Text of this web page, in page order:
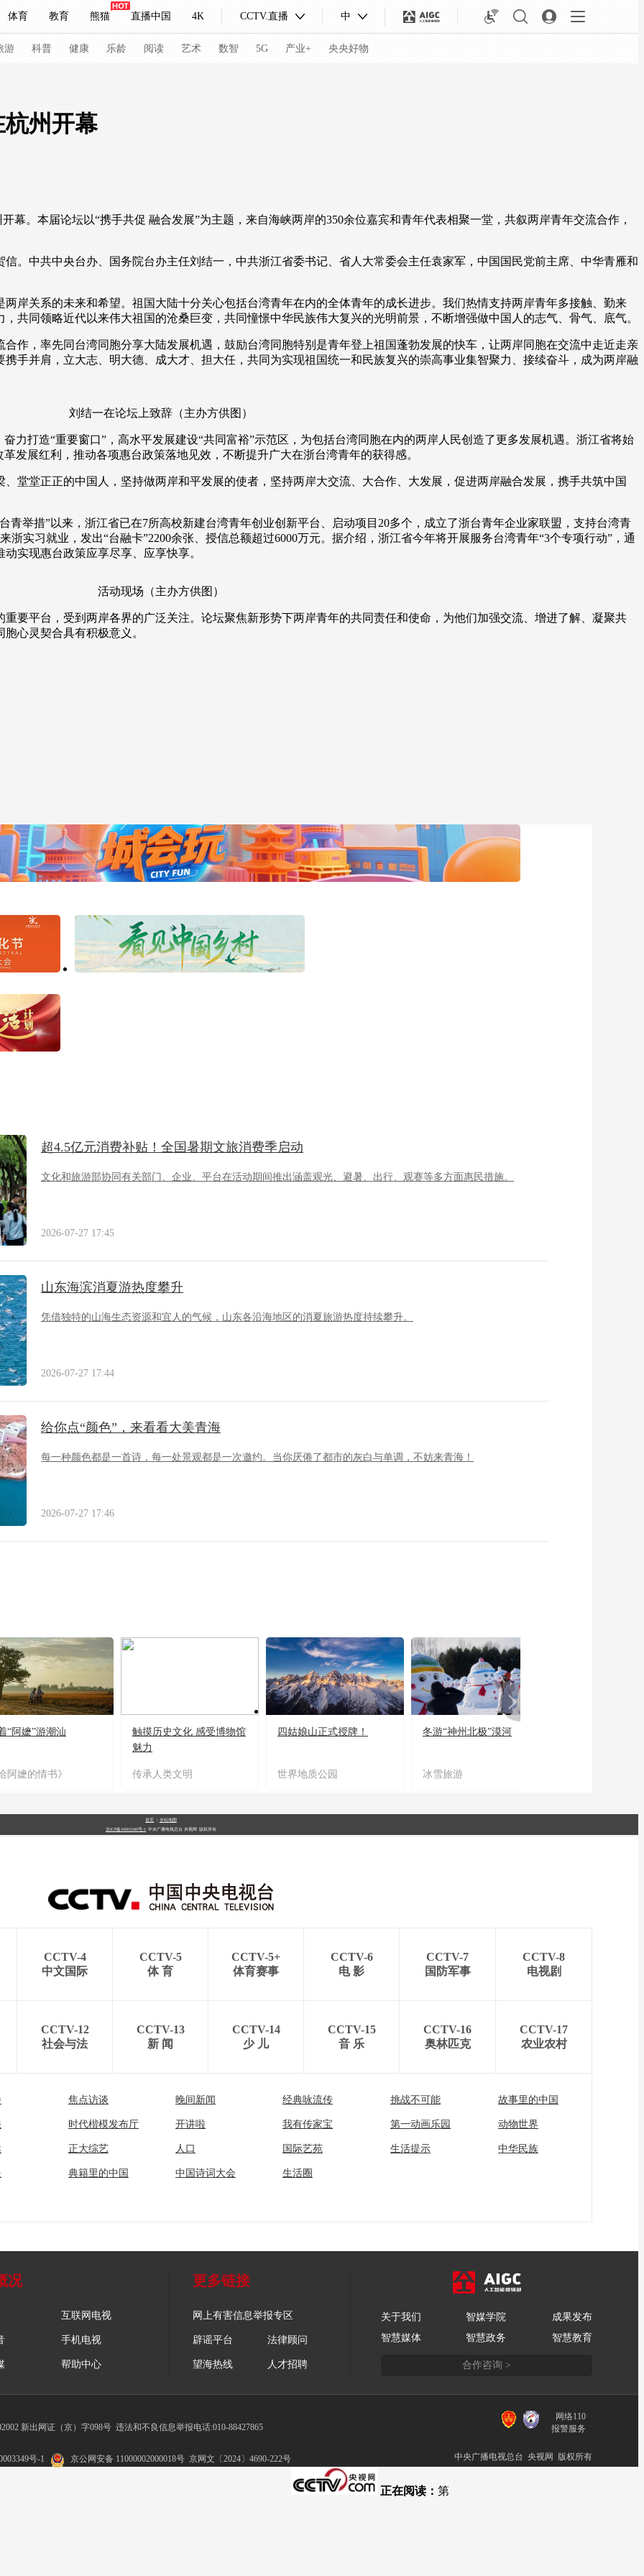
体育 教育 熊猫 直播中国 4K CCTV.直播 中
妙语 热解读 天天学习
持人 下载央视影音
游 科普 健康 乐龄 阅读 艺术 数智 5G 产业+ 央央好物
道 VR/AR 4K专区 全景新闻
体育江湖 文化体育 冰雪道路 足球道路
央博 非遗 文化 旅游 科普 健康 乐龄 阅读 艺术 汽车 数智 5G 产业+
热播榜 总台企业白名单
州开幕
幕。本届论坛以“携手共促 融合发展”为主题，来自海峡两岸的350余位嘉宾和青年代表相聚一堂，共叙两岸青年交流合作，
。中共中央台办、国务院台办主任刘结一，中共浙江省委书记、省人大常委会主任袁家军，中国国民党前主席、中华青雁和
岸关系的未来和希望。祖国大陆十分关心包括台湾青年在内的全体青年的成长进步。我们热情支持两岸青年多接触、勤来
共同领略近代以来伟大祖国的沧桑巨变，共同憧憬中华民族伟大复兴的光明前景，不断增强做中国人的志气、骨气、底气。
作，率先同台湾同胞分享大陆发展机遇，鼓励台湾同胞特别是青年登上祖国蓬勃发展的快车，让两岸同胞在交流中走近走亲
手并肩，立大志、明大德、成大才、担大任，共同为实现祖国统一和民族复兴的崇高事业集智聚力、接续奋斗，成为两岸融
刘结一在论坛上致辞 （主办方供图）
力打造“重要窗口”，高水平发展建设“共同富裕”示范区，为包括台湾同胞在内的两岸人民创造了更多发展机遇。浙江省将始
发展红利，推动各项惠台政策落地见效，不断提升广大在浙台湾青年的获得感。
堂堂正正的中国人，坚持做两岸和平发展的使者，坚持两岸大交流、大合作、大发展，促进两岸融合发展，携手共筑中国
青举措”以来，浙江省已在7所高校新建台湾青年创业创新平台、启动项目20多个，成立了浙台青年企业家联盟，支持台湾青
浙实习就业，发出“台融卡”2200余张、授信总额超过6000万元。据介绍，浙江省今年将开展服务台湾青年“3个专项行动”，通
实现惠台政策应享尽享、应享快享。
活动现场（主办方供图）
要平台，受到两岸各界的广泛关注。论坛聚焦新形势下两岸青年的共同责任和使命，为他们加强交流、增进了解、凝聚共
心灵契合具有积极意义。
超4.5亿元消费补贴！全国暑期文旅消费季启动
文化和旅游部协同有关部门、企业、平台在活动期间推出涵盖观光、避暑、出行、观赛等多方面惠民措施。
2026-07-27 17:45
山东海滨消夏游热度攀升
凭借独特的山海生态资源和宜人的气候，山东各沿海地区的消夏旅游热度持续攀升。
2026-07-27 17:44
给你点“颜色”，来看看大美青海
每一种颜色都是一首诗，每一处景观都是一次邀约。当你厌倦了都市的灰白与单调，不妨来青海！
2026-07-27 17:46
“阿嬷”游潮汕
阿嬷的情书》
触摸历史文化 感受博物馆
魅力
传承人类文明
四姑娘山正式授牌！
世界地质公园
冬游“神州北极”漠河
冰雪旅游
首页 全站地图
京ICP备10003349号-1 中央广播电视总台 央视网 版权所有
CCTV-4
中文国际
CCTV-5
体 育
CCTV-5+
体育赛事
CCTV-6
电 影
CCTV-7
国防军事
CCTV-8
电视剧
CCTV-12
社会与法
CCTV-13
新 闻
CCTV-14
少 儿
CCTV-15
音 乐
CCTV-16
奥林匹克
CCTV-17
农业农村
焦点访谈 晚间新闻 经典咏流传 挑战不可能 故事里的中国
时代楷模发布厅 开讲啦 我有传家宝 第一动画乐园 动物世界
正大综艺 人口 国际艺苑 生活提示 中华民族
典籍里的中国 中国诗词大会 生活圈
况
互联网电视
手机电视
帮助中心
更多链接
网上有害信息举报专区
辟谣平台 法律顾问
望海热线 人才招聘
关于我们 智媒学院
成果发布
智慧媒体
智慧政务 智慧教育
合作咨询 >
新出网证（京）字098号 违法和不良信息举报电话:010-88427865
号-1 京公网安备 11000002000018号 京网文〔2024〕4690-222号
网络110
报警服务
中央广播电视总台 央视网 版权所有
正在阅读： 第